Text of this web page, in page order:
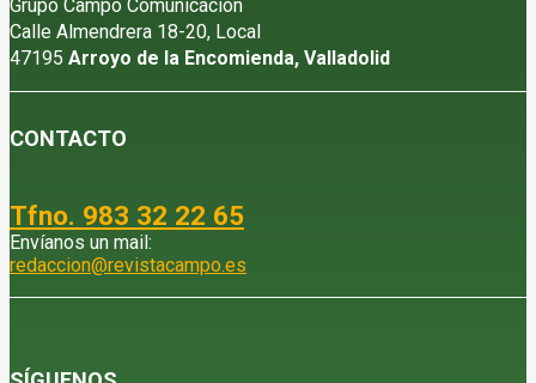
Grupo Campo Comunicación
Calle Almendrera 18-20, Local
47195 Arroyo de la Encomienda, Valladolid
CONTACTO
Tfno. 983 32 22 65
Envíanos un mail:
redaccion@revistacampo.es